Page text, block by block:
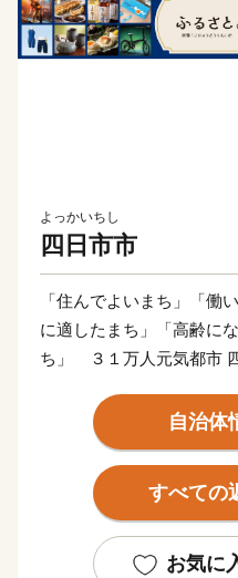
よっかいちし
四日市市
「住んでよいまち」「働
に適したまち」「高齢に
ち」 ３１万人元気都市
四日市市は、日本のほ
脈、東は伊勢湾に面した
近畿・北陸・という３つ
にも恵まれた都市です。
魅力を有し、特に、公害
自治体
すべての
お気に